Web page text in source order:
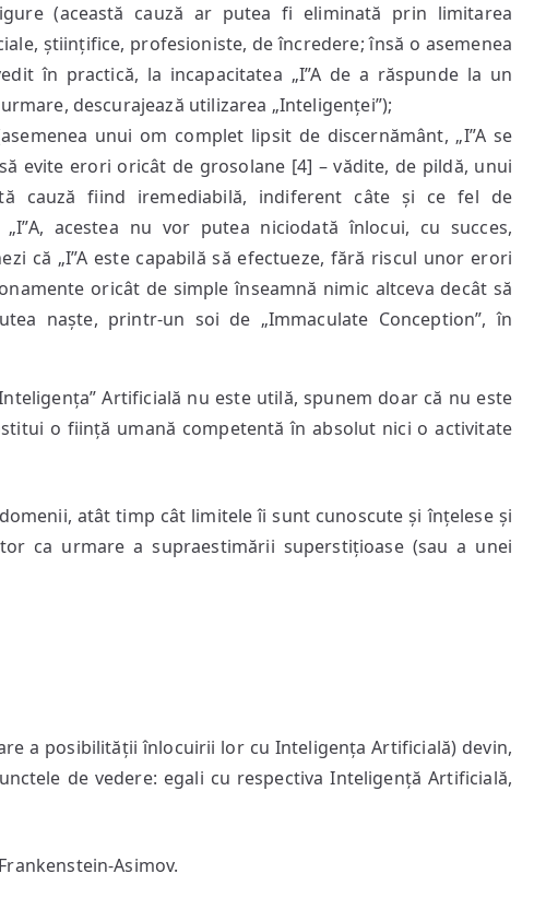
(această cauză ar putea fi eliminată prin limitarea
științifice, profesioniste, de încredere; însă o asemenea
în practică, la incapacitatea „I”A de a răspunde la un
descurajează utilizarea „Inteligenței”);
unui om complet lipsit de discernământ, „I”A se
evite erori oricât de grosolane [4] – vădite, de pildă, unui
cauză fiind iremediabilă, indiferent câte și ce fel de
acestea nu vor putea niciodată înlocui, cu succes,
că „I”A este capabilă să efectueze, fără riscul unor erori
oricât de simple înseamnă nimic altceva decât să
naște, printr-un soi de „Immaculate Conception”, în
Artificială nu este utilă, spunem doar că nu este
o ființă umană competentă în absolut nici o activitate
atât timp cât limitele îi sunt cunoscute și înțelese și
ca urmare a supraestimării superstițioase (sau a unei
a posibilității înlocuirii lor cu Inteligența Artificială) devin,
de vedere: egali cu respectiva Inteligență Artificială,
Asimov.